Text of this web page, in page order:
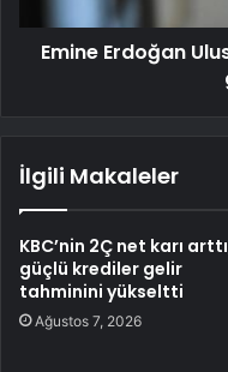
Emine Erdoğan
İlgili Makaleler
KBC’nin 2Ç net karı
güçlü krediler gelir
tahminini yükseltti
Ağustos 7, 2026